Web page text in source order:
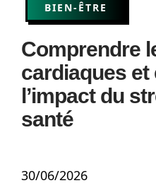
BIEN-ÊTRE
Comprendre
cardiaques et
l’impact du
santé
30/06/2026